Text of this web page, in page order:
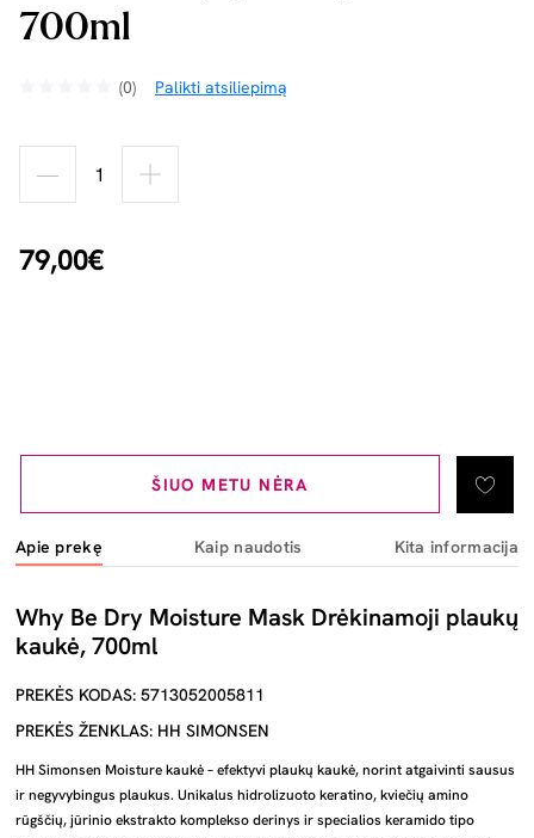
700ml
(0) Palikti atsiliepimą
79,00€
ŠIUO METU NĖRA
Apie prekę Kaip naudotis Kita informacija
Why Be Dry Moisture Mask Drėkinamoji plaukų
kaukė, 700ml
PREKĖS KODAS: 5713052005811
PREKĖS ŽENKLAS: HH SIMONSEN
HH Simonsen Moisture kaukė – efektyvi plaukų kaukė, norint atgaivinti sausus
ir negyvybingus plaukus. Unikalus hidrolizuoto keratino, kviečių amino
rūgščių, jūrinio ekstrakto komplekso derinys ir specialios keramido tipo